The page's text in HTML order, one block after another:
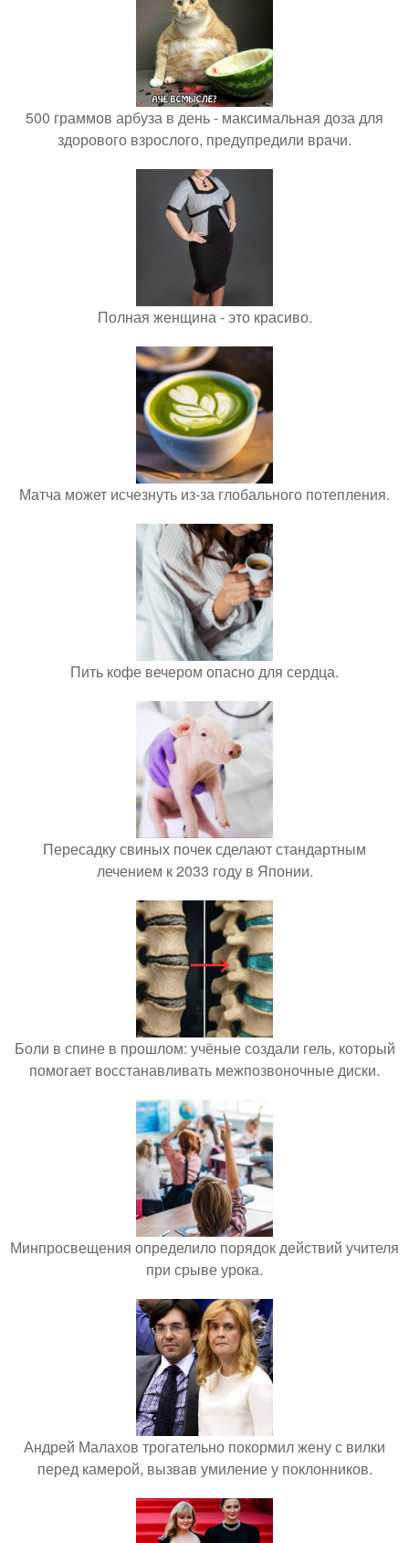
500 граммов арбуза в день - максимальная доза для
здорового взрослого, предупредили врачи.
Полная женщина - это красиво.
Матча может исчезнуть из-за глобального потепления.
Пить кофе вечером опасно для сердца.
Пересадку свиных почек сделают стандартным
лечением к 2033 году в Японии.
Боли в спине в прошлом: учёные создали гель, который
помогает восстанавливать межпозвоночные диски.
Минпросвещения определило порядок действий учителя
при срыве урока.
Андрей Малахов трогательно покормил жену с вилки
перед камерой, вызвав умиление у поклонников.